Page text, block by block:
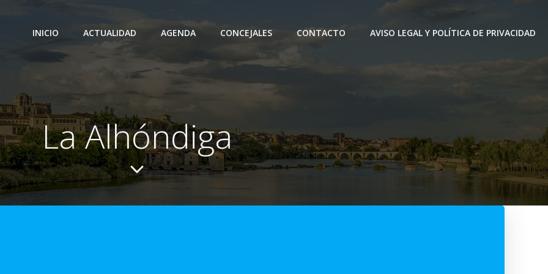
INICIO ACTUALIDAD AGENDA CONCEJALES CONTACTO AVISO LEGAL Y POLÍTICA DE PRIVACIDAD
La Alhóndiga